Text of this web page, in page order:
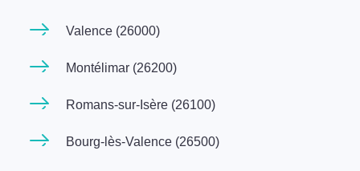
Valence (26000)
Montélimar (26200)
Romans-sur-Isère (26100)
Bourg-lès-Valence (26500)